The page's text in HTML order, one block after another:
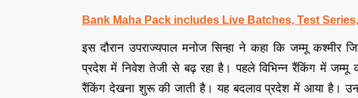
Bank Maha Pack includes Live Batches, Test
इस दौरान उपराज्यपाल मनोज सिन्हा ने कहा कि जम्मू कश्मीर
प्रदेश में निवेश तेजी से बढ़ रहा है। पहले विभिन्न रैंकिंग में
रैंकिंग देखना शुरू की जाती है। यह बदलाव प्रदेश में आया है।